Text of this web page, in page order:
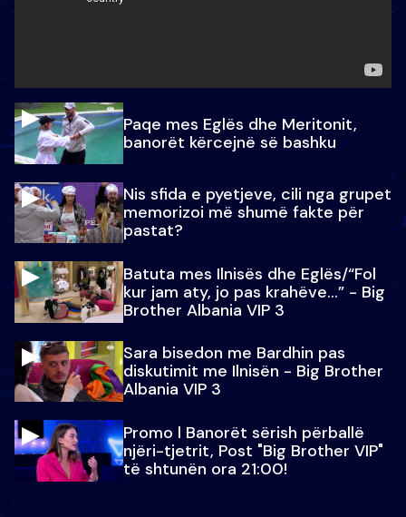
Paqe mes Eglës dhe Meritonit,
banorët kërcejnë së bashku
Nis sfida e pyetjeve, cili nga grupet
memorizoi më shumë fakte për
pastat?
Batuta mes Ilnisës dhe Eglës/“Fol
kur jam aty, jo pas krahëve…” - Big
Brother Albania VIP 3
Sara bisedon me Bardhin pas
diskutimit me Ilnisën - Big Brother
Albania VIP 3
Promo l Banorët sërish përballë
njëri-tjetrit, Post "Big Brother VIP"
të shtunën ora 21:00!